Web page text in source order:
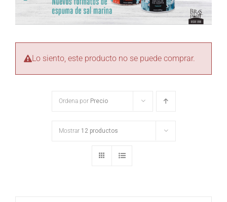
Lo siento, este producto no se puede comprar.
Ordena por Precio
Mostrar 12 productos